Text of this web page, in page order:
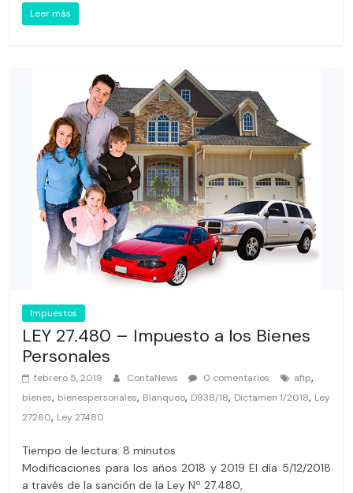
Leer más
Impuestos
LEY 27.480 – Impuesto a los Bienes
Personales
febrero 5, 2019 ContaNews 0 comentarios afip,
bienes, bienespersonales, Blanqueo, D938/18, Dictamen 1/2018, Ley
27260, Ley 27480
Tiempo de lectura: 8 minutos
Modificaciones para los años 2018 y 2019 El día 5/12/2018
a través de la sanción de la Ley Nº 27.480,